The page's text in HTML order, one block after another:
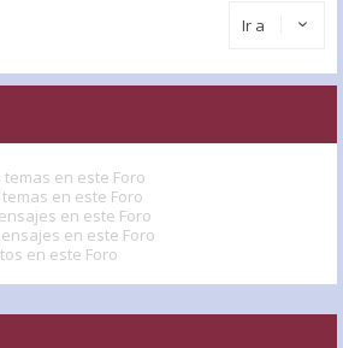
Ir a
en este Foro
en este Foro
en este Foro
en este Foro
en este Foro